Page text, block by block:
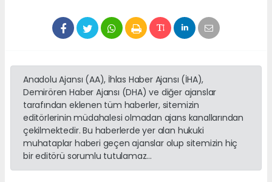
Anadolu Ajansı (AA), İhlas Haber Ajansı (İHA),
Demirören Haber Ajansı (DHA) ve diğer ajanslar
tarafından eklenen tüm haberler, sitemizin
editörlerinin müdahalesi olmadan ajans kanallarından
çekilmektedir. Bu haberlerde yer alan hukuki
muhataplar haberi geçen ajanslar olup sitemizin hiç
bir editörü sorumlu tutulamaz...